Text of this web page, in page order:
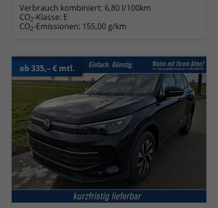
Verbrauch kombiniert: 6,80 l/100km
CO2-Klasse: E
CO2-Emissionen: 155,00 g/km
ab 335,– € mtl.